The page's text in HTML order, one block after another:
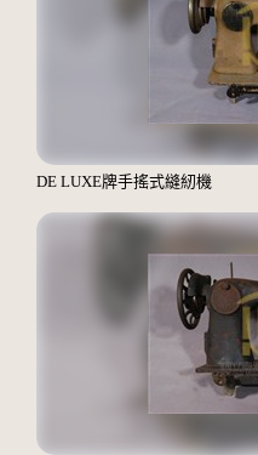
DE LUXE牌手搖式縫紉機